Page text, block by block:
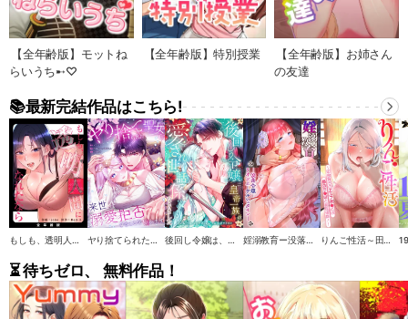
【全年齢版】モットね
らいうち➸♡
【全年齢版】特別授業
【全年齢版】お姉さん
の友達
📚最新完結作品はこちら!
もしも、透明人間になれたなら【全年齢版】 ヤり捨てられた聖女は、来世では溺愛拒否することを誓います【タテヨミ】 後回し令嬢は、皇帝一族の愛され世話係になりました【タテヨミ】 婬溺教育ー没落令嬢 リオン・エーデルシュタインー【ソフト版】【フルカラー】【タテヨミ】 りんご性活～田舎育ちのエルフま●こは都会ち●ぽと相性抜群！【ソフト版】【フルカラー】【タテヨミ】
⏳ 待ちゼロ、 無料作品！